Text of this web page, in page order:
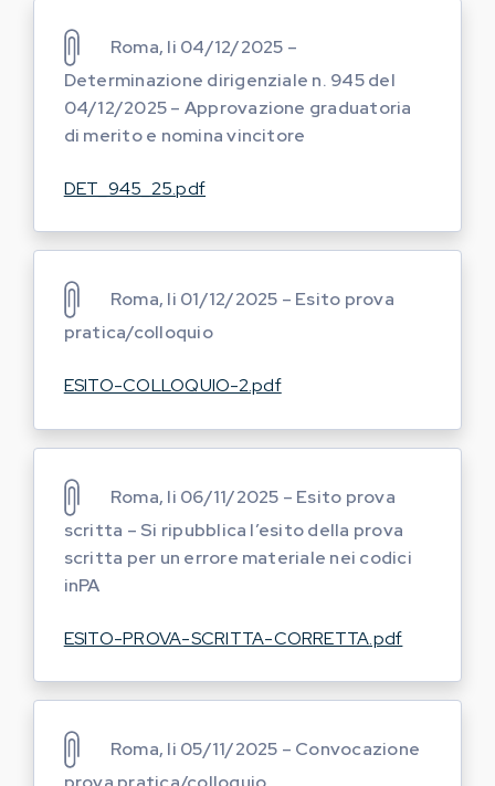
Roma, li 04/12/2025 –
Determinazione dirigenziale n. 945 del
04/12/2025 – Approvazione graduatoria
di merito e nomina vincitore
DET_945_25.pdf
Roma, li 01/12/2025 – Esito prova
pratica/colloquio
ESITO-COLLOQUIO-2.pdf
Roma, li 06/11/2025 – Esito prova
scritta – Si ripubblica l’esito della prova
scritta per un errore materiale nei codici
inPA
ESITO-PROVA-SCRITTA-CORRETTA.pdf
Roma, li 05/11/2025 – Convocazione